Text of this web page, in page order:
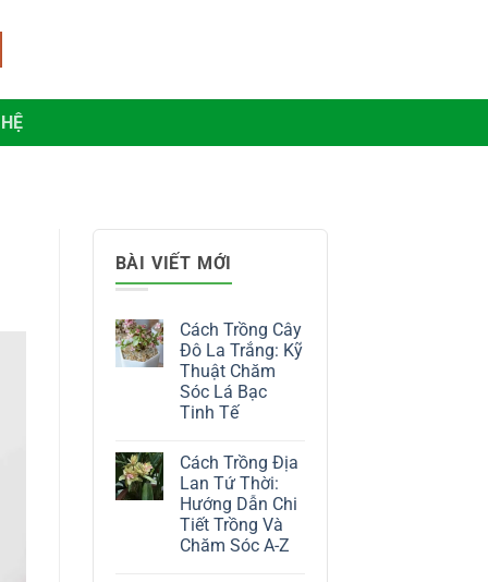
BÀI VIẾT MỚI
Cách Trồng Cây
Đô La Trắng: Kỹ
Thuật Chăm
Sóc Lá Bạc
Tinh Tế
bình
luận
ở
Cách
Trồng
Cây
Đô
Cách Trồng Địa
Lan Tứ Thời:
Hướng Dẫn Chi
Tiết Trồng Và
Chăm Sóc A-Z